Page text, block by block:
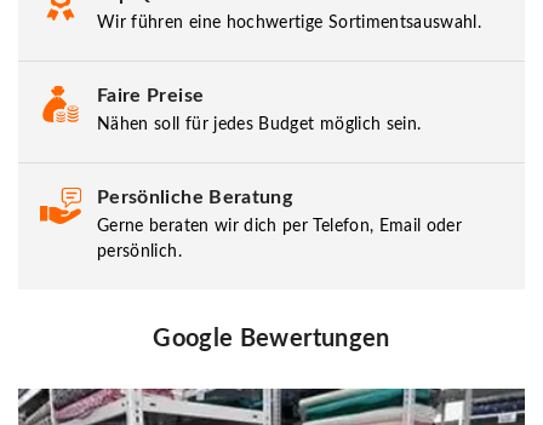
Wir führen eine hochwertige Sortimentsauswahl.
Faire Preise
Nähen soll für jedes Budget möglich sein.
Persönliche Beratung
Gerne beraten wir dich per Telefon, Email oder
persönlich.
Google Bewertungen